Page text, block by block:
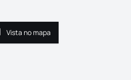
Vista no mapa
Vista no mapa